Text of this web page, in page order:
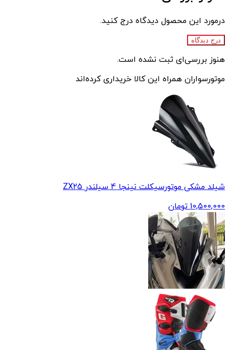
درمورد این محصول دیدگاه درج کنید.
درج دیدگاه
هنوز بررسی‌ای ثبت نشده است.
موتورسواران همراه این کالا خریداری کرده‌اند
شیلد مشکی موتورسیکلت نینجا 4 سیلندر ZX25
10,500,000 تومان